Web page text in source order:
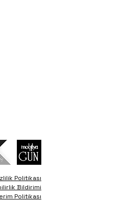
Politikası
Bildirimi
Politikası